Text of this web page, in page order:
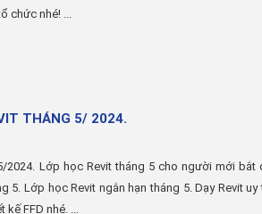
chức nhé! ...
THÁNG 5/ 2024.
2024. Lớp học Revit tháng 5 cho người mới bắt
5. Lớp học Revit ngắn hạn tháng 5. Dạy Revit uy
kế FFD nhé. ...